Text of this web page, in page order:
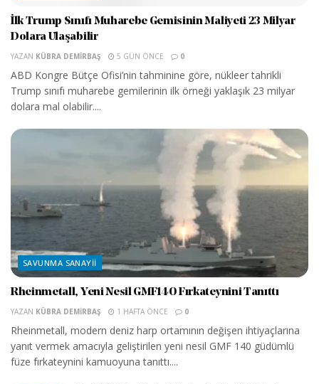
İlk Trump Sınıfı Muharebe Gemisinin Maliyeti 23 Milyar
Dolara Ulaşabilir
YAZAN KÜBRA DEMIRBAŞ 5 GÜN ÖNCE 0
ABD Kongre Bütçe Ofisi’nin tahminine göre, nükleer tahrikli
Trump sınıfı muharebe gemilerinin ilk örneği yaklaşık 23 milyar
dolara mal olabilir....
SAVUNMA SANAYII
Rheinmetall, Yeni Nesil GMF140 Fırkateynini Tanıttı
YAZAN KÜBRA DEMIRBAŞ 1 HAFTA ÖNCE 0
Rheinmetall, modern deniz harp ortamının değişen ihtiyaçlarına
yanıt vermek amacıyla geliştirilen yeni nesil GMF 140 güdümlü
füze fırkateynini kamuoyuna tanıttı....